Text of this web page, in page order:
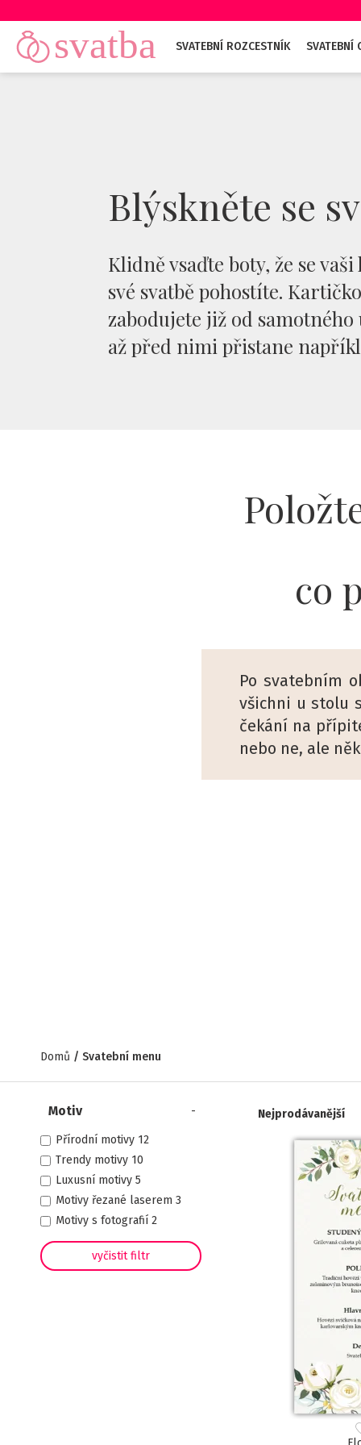
SVATEBNÍ ROZCESTNÍK SVATEBNÍ
Blýskněte se
Klidně vsaďte boty, že se
své svatbě pohostíte.
zabodujete již od
až před nimi přistane
co
Po svatebním
všichni u stolu
čekání na
nebo ne, ale
Domů Svatební menu
Motiv
Přírodní motivy 12
Trendy motivy 10
Luxusní motivy 5
Motivy řezané laserem 3
Motivy s fotografií 2
Nejprodávanější